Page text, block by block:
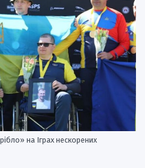
на Іграх нескорених